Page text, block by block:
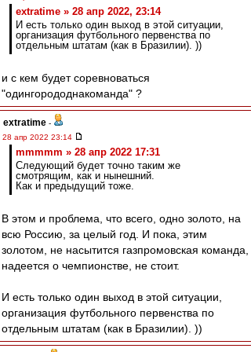
extratime » 28 апр 2022, 23:14
И есть только один выход в этой ситуации,
организация футбольного первенства по
отдельным штатам (как в Бразилии). ))
и с кем будет соревноваться
"одингорододнакоманда" ?
extratime -
28 апр 2022 23:14
mmmmm » 28 апр 2022 17:31
Следующий будет точно таким же
смотрящим, как и нынешний.
Как и предыдущий тоже.
В этом и проблема, что всего, одно золото, на
всю Россию, за целый год. И пока, этим
золотом, не насытится газпромовская команда,
надеется о чемпионстве, не стоит.
И есть только один выход в этой ситуации,
организация футбольного первенства по
отдельным штатам (как в Бразилии). ))